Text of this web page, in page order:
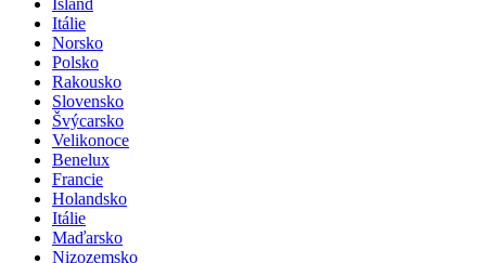
Island
Itálie
Norsko
Polsko
Rakousko
Slovensko
Švýcarsko
Velikonoce
Benelux
Francie
Holandsko
Itálie
Maďarsko
Nizozemsko